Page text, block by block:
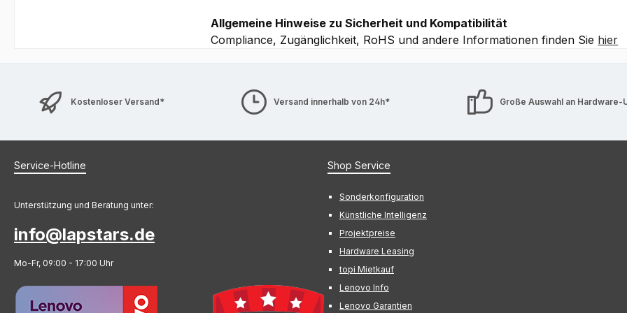
Allgemeine Hinweise zu Sicherheit und Kompatibilität
Compliance, Zugänglichkeit, RoHS und andere Informationen finden Sie hier
Kostenloser Versand* Versand innerhalb von 24h* Große Auswahl an Hardware-
Service-Hotline
Unterstützung und Beratung unter:
info@lapstars.de
Mo-Fr, 09:00 - 17:00 Uhr
Shop Service
Sonderkonfiguration
Künstliche Intelligenz
Projektpreise
Hardware Leasing
topi Mietkauf
Lenovo Info
Lenovo Garantien